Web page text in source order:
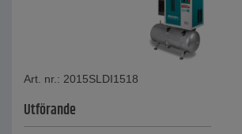
Art. nr.: 2015SLDI1518
Utförande